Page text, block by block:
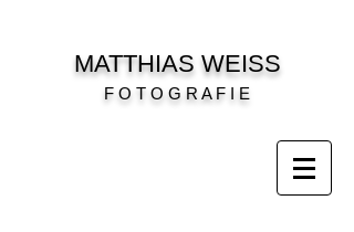
MATTHIAS WEISS
F O T O G R A F I E